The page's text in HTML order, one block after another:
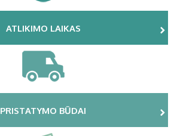
ATLIKIMO LAIKAS
PRISTATYMO BŪDAI